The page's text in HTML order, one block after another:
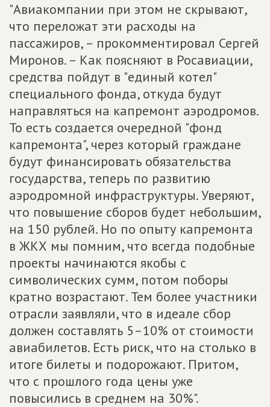
"Авиакомпании при этом не скрывают,
что переложат эти расходы на
пассажиров, – прокомментировал Сергей
Миронов. – Как поясняют в Росавиации,
средства пойдут в "единый котел"
специального фонда, откуда будут
направляться на капремонт аэродромов.
То есть создается очередной "фонд
капремонта", через который граждане
будут финансировать обязательства
государства, теперь по развитию
аэродромной инфраструктуры. Уверяют,
что повышение сборов будет небольшим,
на 150 рублей. Но по опыту капремонта
в ЖКХ мы помним, что всегда подобные
проекты начинаются якобы с
символических сумм, потом поборы
кратно возрастают. Тем более участники
отрасли заявляли, что в идеале сбор
должен составлять 5–10% от стоимости
авиабилетов. Есть риск, что на столько в
итоге билеты и подорожают. Притом,
что с прошлого года цены уже
повысились в среднем на 30%".